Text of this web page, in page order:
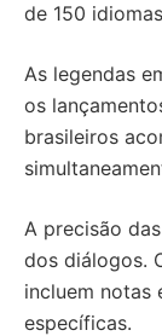
de 150
As legendas
os
brasileiros
A precisão
dos diálogos.
incluem notas
específicas.